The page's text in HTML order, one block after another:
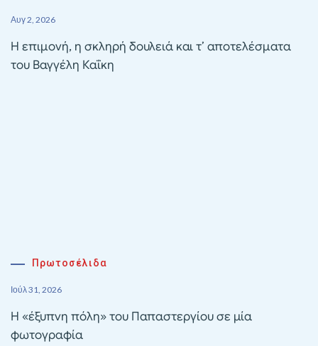
Αυγ 2, 2026
Η επιμονή, η σκληρή δουλειά και τ’ αποτελέσματα
του Βαγγέλη Καΐκη
Πρωτοσέλιδα
Ιούλ 31, 2026
Η «έξυπνη πόλη» του Παπαστεργίου σε μία
φωτογραφία